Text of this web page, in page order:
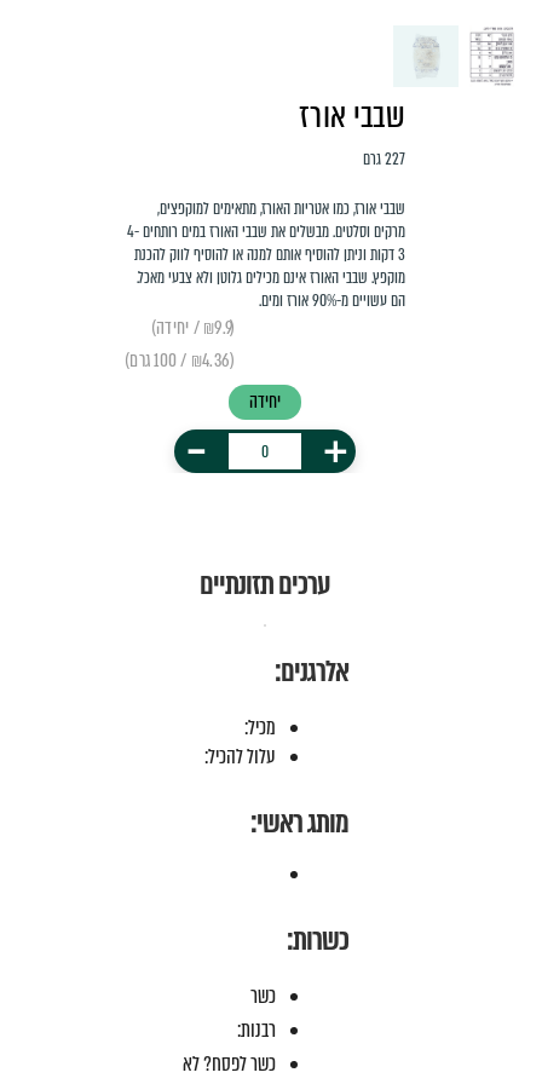
שבבי אורז
227 גרם
שבבי אורז, כמו אטריות האורז, מתאימים למוקפצים,
מרקים וסלטים. מבשלים את שבבי האורז במים רותחים 4-
3 דקות וניתן להוסיף אותם למנה או להוסיף לווק להכנת
מוקפץ. שבבי האורז אינם מכילים גלוטן ולא צבעי מאכל.
הם עשויים מ-90% אורז ומים.
(₪9.9 / יחידה)
(₪4.36 / 100 גרם)
יחידה
+
-
ערכים תזונתיים
אלרגנים:
מכיל:
עלול להכיל:
מותג ראשי:
כשרות:
כשר
רבנות:
כשר לפסח? לא